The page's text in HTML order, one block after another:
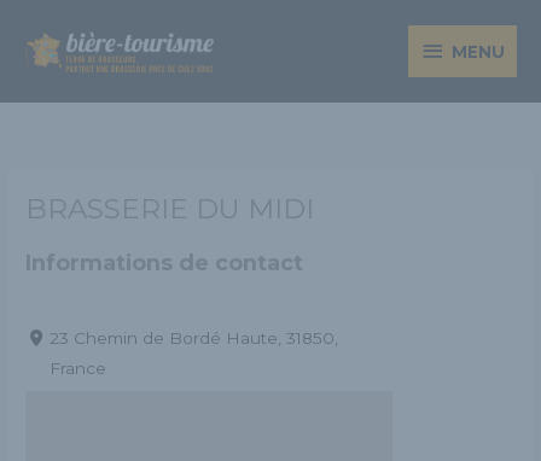
contenu
MENU
MENU
BRASSERIE DU MIDI
Informations de contact
23 Chemin de Bordé Haute, 31850,
France